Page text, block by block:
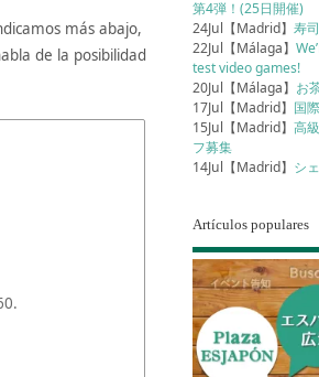
más abajo,
de la posibilidad
第4弾！(25日開催)
24Jul【Madrid】寿
22Jul【Málaga】
test video games!
20Jul【Málaga】 お
17Jul【Madrid】 国
15Jul【Madrid】高
フ募集
14Jul【Madrid】 シ
Artículos populares